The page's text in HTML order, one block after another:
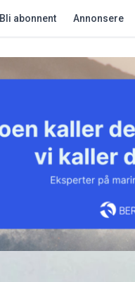
Bli abonnent Annonsere